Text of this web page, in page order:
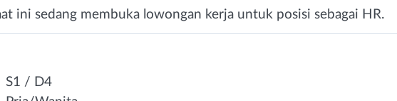
ini sedang membuka lowongan kerja untuk posisi sebagai HR.
S1 / D4